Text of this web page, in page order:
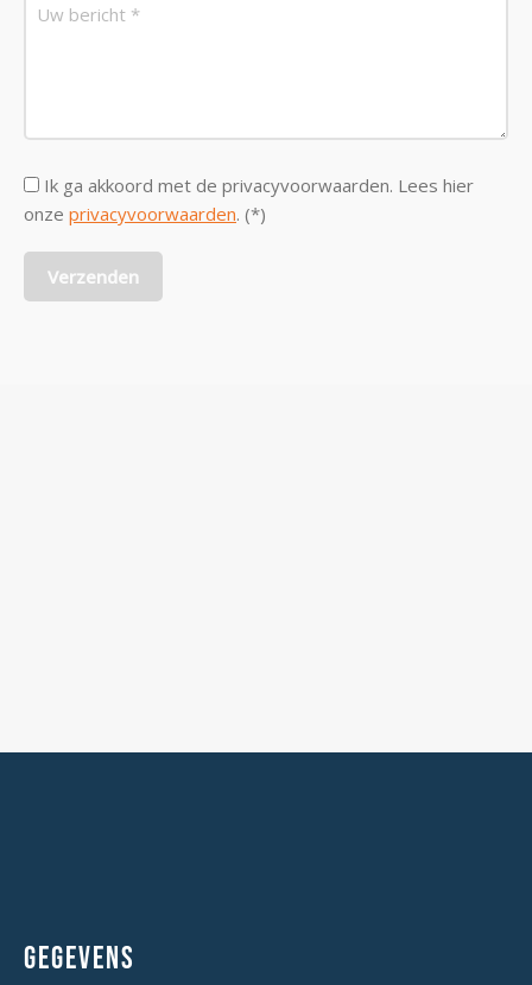
Ik ga akkoord met de privacyvoorwaarden. Lees hier
onze privacyvoorwaarden. (*)
Gegevens